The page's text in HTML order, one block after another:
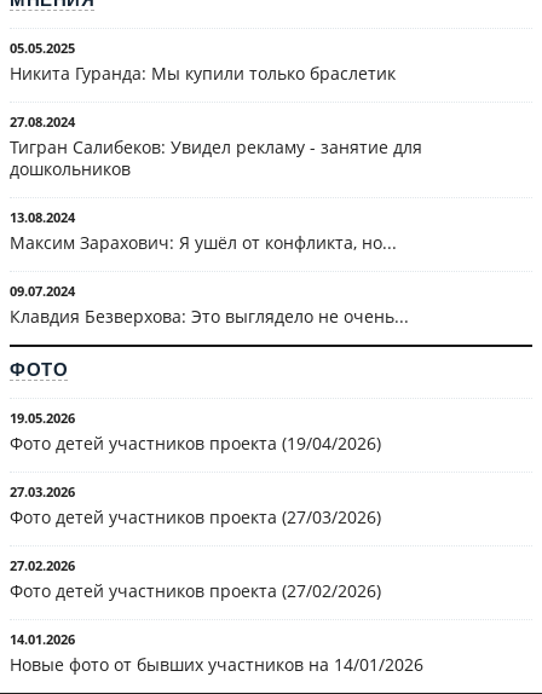
05.05.2025
Никита Гуранда: Мы купили только браслетик
27.08.2024
Тигран Салибеков: Увидел рекламу - занятие для
дошкольников
13.08.2024
Максим Зарахович: Я ушёл от конфликта, но...
09.07.2024
Клавдия Безверхова: Это выглядело не очень...
ФОТО
19.05.2026
Фото детей участников проекта (19/04/2026)
27.03.2026
Фото детей участников проекта (27/03/2026)
27.02.2026
Фото детей участников проекта (27/02/2026)
14.01.2026
Новые фото от бывших участников на 14/01/2026